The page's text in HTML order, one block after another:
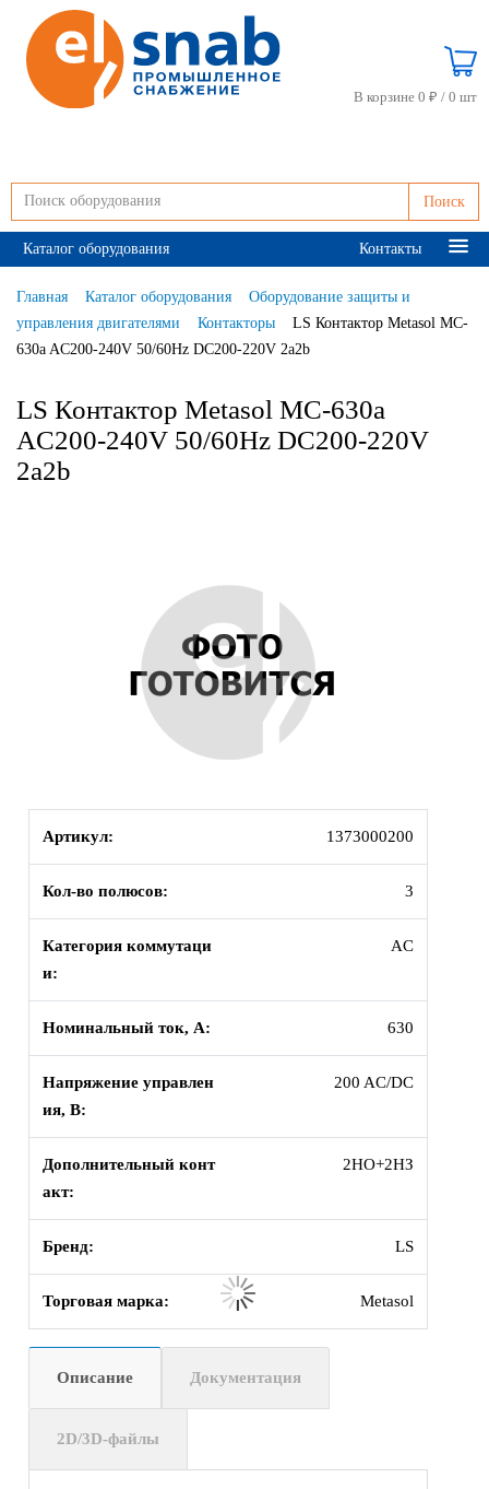
Поиск
В корзине 0 ₽ / 0 шт
Каталог оборудования Контакты
Главная Каталог оборудования
Оборудование защиты и
управления двигателями
Контакторы
LS Контактор Metasol MC-
630a AC200-240V 50/60Hz DC200-220V 2a2b
LS Контактор Metasol MC-630a
AC200-240V 50/60Hz DC200-220V
2a2b
Артикул: 1373000200
Кол-во полюсов: 3
Категория коммутаци
и:
AC
Номинальный ток, А: 630
Напряжение управлен
ия, В:
200 AC/DC
Дополнительный конт
акт:
2НО+2НЗ
Бренд: LS
Торговая марка: Metasol
Описание Документация
2D/3D-файлы